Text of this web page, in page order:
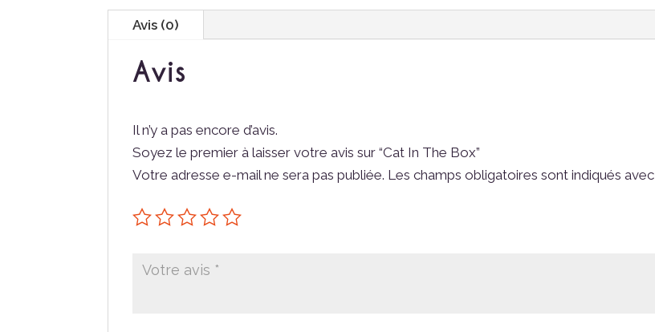
Avis (0)
Avis
Il n’y a pas encore d’avis.
Soyez le premier à laisser votre avis sur “Cat In The Box”
Votre adresse e-mail ne sera pas publiée. Les champs obligatoires sont indiqués avec